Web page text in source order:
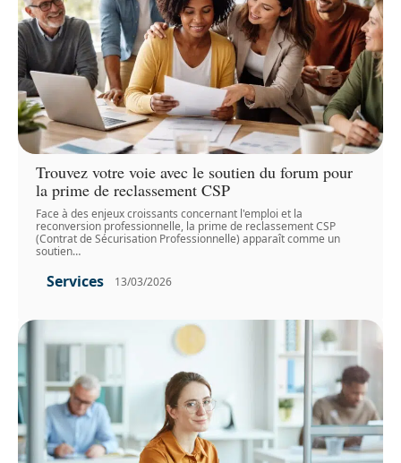
Trouvez votre voie avec le soutien du forum pour
la prime de reclassement CSP
Face à des enjeux croissants concernant l'emploi et la
reconversion professionnelle, la prime de reclassement CSP
(Contrat de Sécurisation Professionnelle) apparaît comme un
soutien…
Services 13/03/2026